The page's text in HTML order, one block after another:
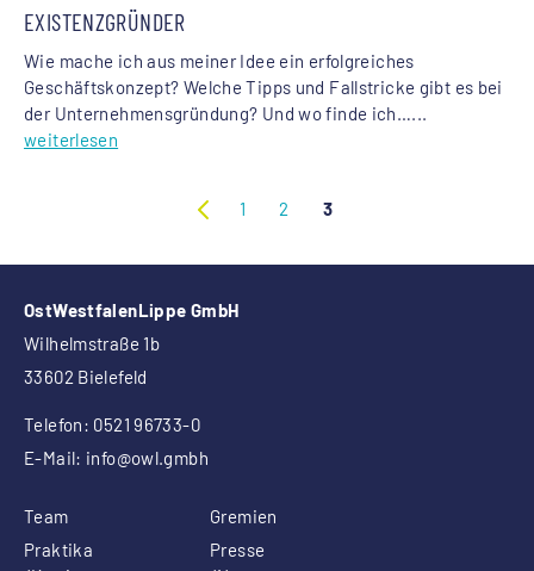
EXISTENZGRÜNDER
Wie mache ich aus meiner Idee ein erfolgreiches
Geschäftskonzept? Welche Tipps und Fallstricke gibt es bei
der Unternehmensgründung? Und wo finde ich…...
weiterlesen
1 2 3
OstWestfalenLippe GmbH
Wilhelmstraße 1b
33602 Bielefeld
Telefon: 0521 96733-0
E-Mail: info@owl.gmbh
Team
Gremien
Praktika
Presse